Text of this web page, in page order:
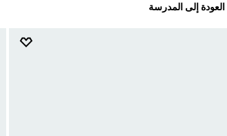
العودة إلى المدرسة